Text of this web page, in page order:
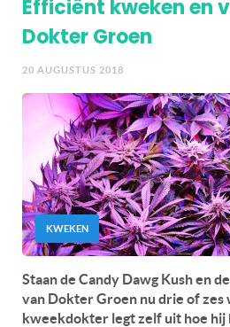
Efficiënt kweken en
Dokter Groen
20 AUGUSTUS 2018
KWEKEN
Staan de Candy Dawg Kush en
van Dokter Groen nu drie of zes
kweekdokter legt zelf uit hoe hij